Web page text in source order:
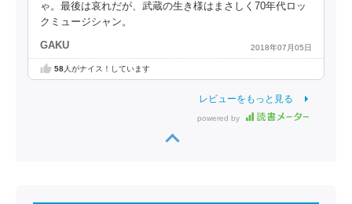
ゃ。最後は哀れだが、武蔵の生き様はまさしく70年代ロッ
クミュージシャン。
GAKU 2018年07月05日
58人がナイス！しています
レビューをもっと見る
powered by